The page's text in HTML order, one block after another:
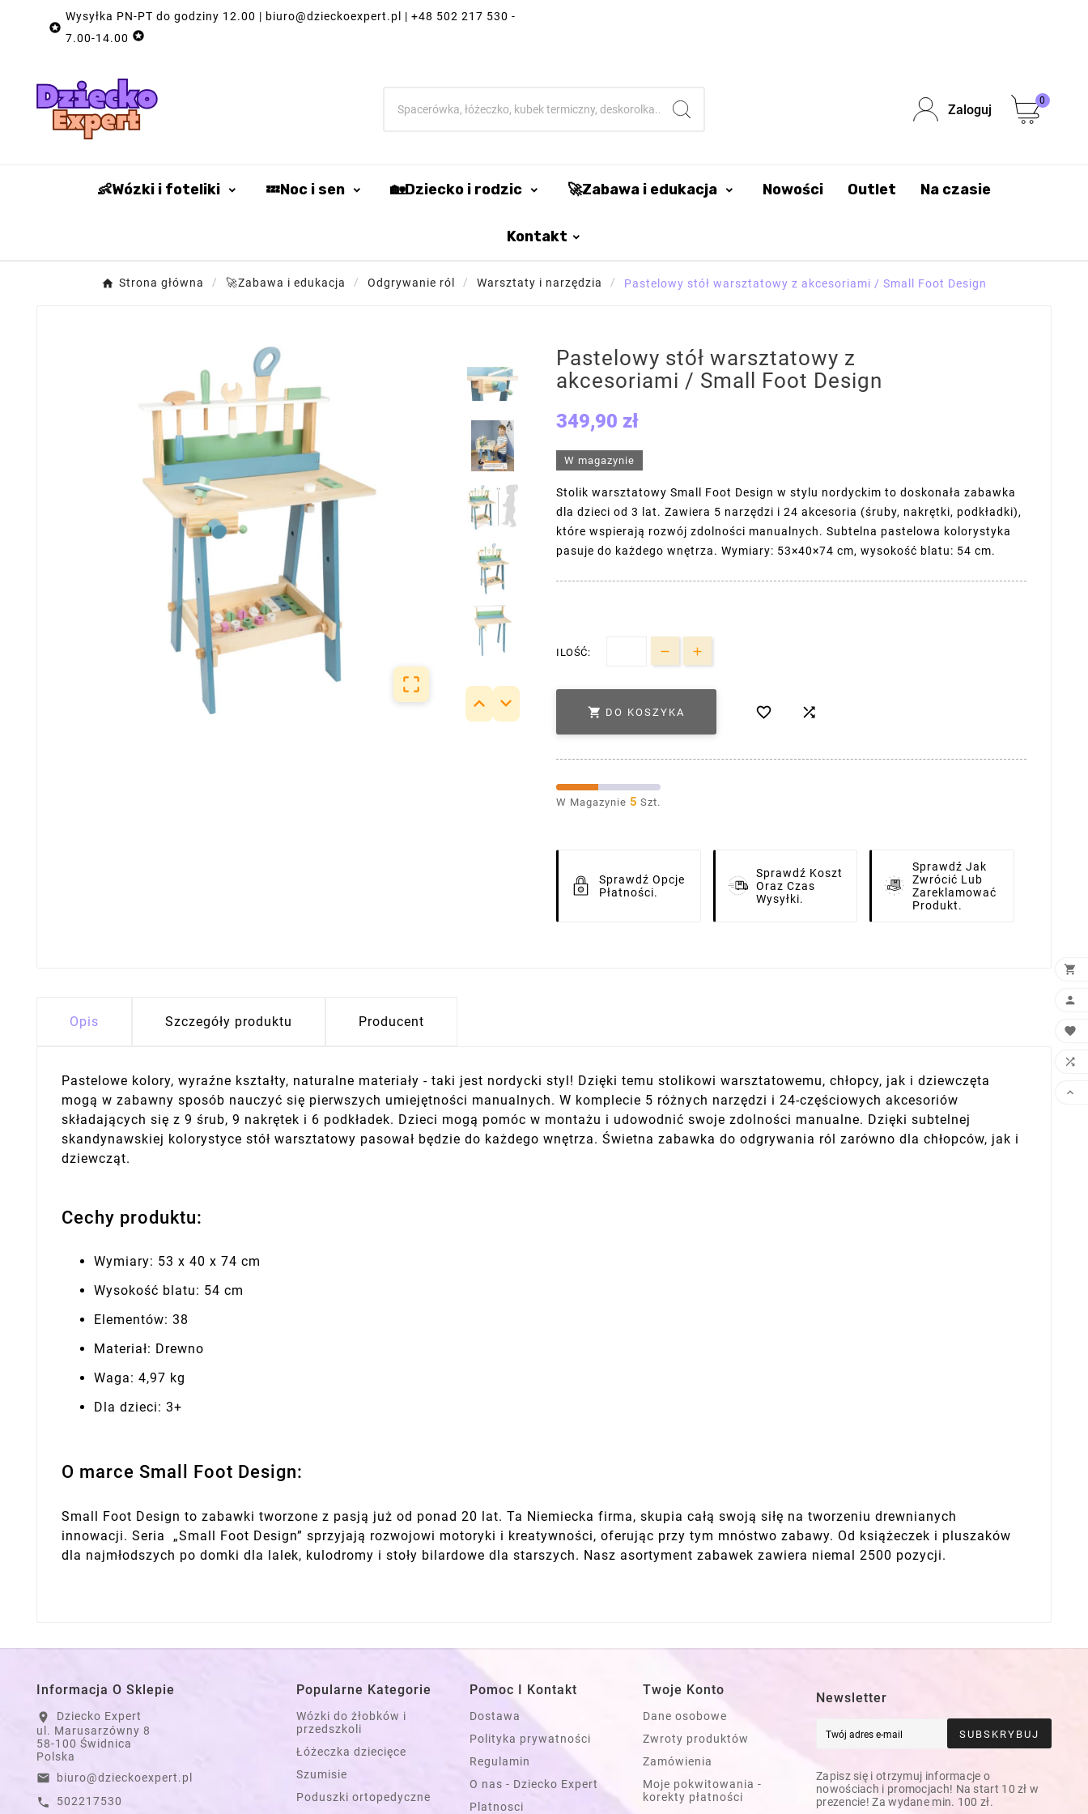

Wysyłka PN-PT do godziny 12.00 | biuro@dzieckoexpert.pl | +48 502 217 530 -
7.00-14.00 
Zaloguj
0
👶Wózki i foteliki 💤Noc i sen 🏡Dziecko i rodzic 🚀Zabawa i edukacja Nowości Outlet Na czasie
Kontakt
Strona główna 🚀Zabawa i edukacja Odgrywanie ról Warsztaty i narzędzia Pastelowy stół warsztatowy z akcesoriami / Small Foot Design

 
Pastelowy stół warsztatowy z
akcesoriami / Small Foot Design
349,90 zł
W magazynie
Stolik warsztatowy Small Foot Design w stylu nordyckim to doskonała zabawka
dla dzieci od 3 lat. Zawiera 5 narzędzi i 24 akcesoria (śruby, nakrętki, podkładki),
które wspierają rozwój zdolności manualnych. Subtelna pastelowa kolorystyka
pasuje do każdego wnętrza. Wymiary: 53×40×74 cm, wysokość blatu: 54 cm.
ILOŚĆ:
 DO KOSZYKA  
W Magazynie 5 Szt.
Sprawdź Opcje
Płatności.
Sprawdź Koszt
Oraz Czas
Wysyłki.
Sprawdź Jak
Zwrócić Lub
Zareklamować
Produkt.
Opis Szczegóły produktu Producent
Pastelowe kolory, wyraźne kształty, naturalne materiały - taki jest nordycki styl! Dzięki temu stolikowi warsztatowemu, chłopcy, jak i dziewczęta
mogą w zabawny sposób nauczyć się pierwszych umiejętności manualnych. W komplecie 5 różnych narzędzi i 24-częściowych akcesoriów
składających się z 9 śrub, 9 nakrętek i 6 podkładek. Dzieci mogą pomóc w montażu i udowodnić swoje zdolności manualne. Dzięki subtelnej
skandynawskiej kolorystyce stół warsztatowy pasował będzie do każdego wnętrza. Świetna zabawka do odgrywania ról zarówno dla chłopców, jak i
dziewcząt.
Cechy produktu:
Wymiary: 53 x 40 x 74 cm
Wysokość blatu: 54 cm
Elementów: 38
Materiał: Drewno
Waga: 4,97 kg
Dla dzieci: 3+
O marce Small Foot Design:
Small Foot Design to zabawki tworzone z pasją już od ponad 20 lat. Ta Niemiecka firma, skupia całą swoją siłę na tworzeniu drewnianych
innowacji. Seria „Small Foot Design” sprzyjają rozwojowi motoryki i kreatywności, oferując przy tym mnóstwo zabawy. Od książeczek i pluszaków
dla najmłodszych po domki dla lalek, kulodromy i stoły bilardowe dla starszych. Nasz asortyment zabawek zawiera niemal 2500 pozycji.
Informacja O Sklepie
location_on
Dziecko Expert
ul. Marusarzówny 8
58-100 Świdnica
Polska
email biuro@dzieckoexpert.pl
call 502217530
Popularne Kategorie
Wózki do żłobków i
przedszkoli
Łóżeczka dziecięce
Szumisie
Poduszki ortopedyczne
Pomoc I Kontakt
Dostawa
Polityka prywatności
Regulamin
O nas - Dziecko Expert
Platnosci
Twoje Konto
Dane osobowe
Zwroty produktów
Zamówienia
Moje pokwitowania -
korekty płatności
Newsletter
SUBSKRYBUJ
Zapisz się i otrzymuj informacje o
nowościach i promocjach! Na start 10 zł w
prezencie! Za wydane min. 100 zł.




